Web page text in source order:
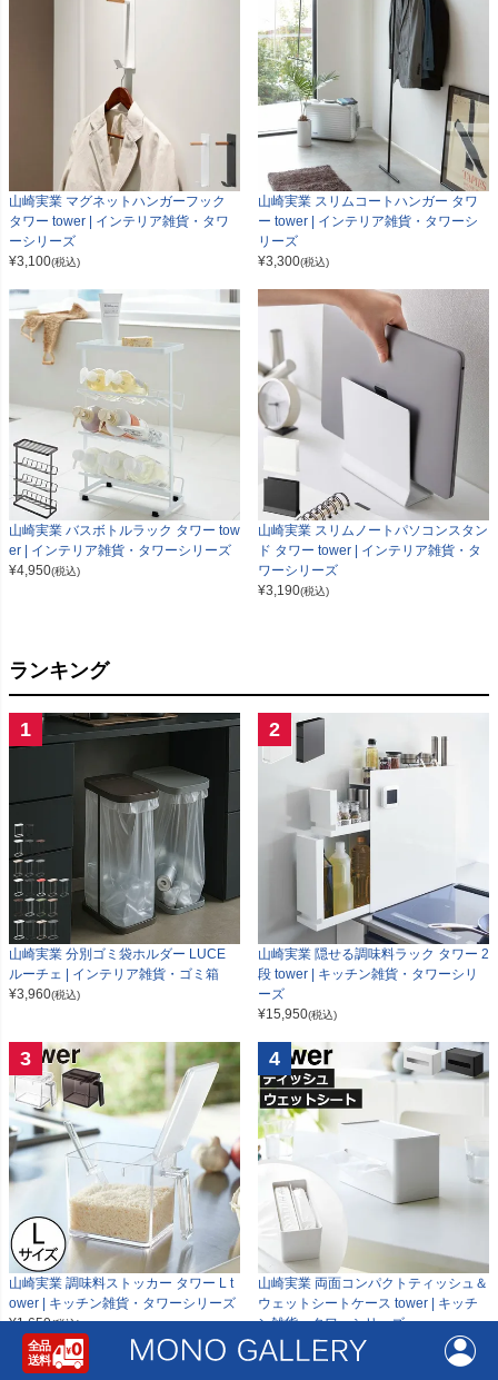
山崎実業 マグネットハンガーフック
タワー tower | インテリア雑貨・タワ
ーシリーズ
¥3,100(税込)
山崎実業 スリムコートハンガー タワ
ー tower | インテリア雑貨・タワーシ
リーズ
¥3,300(税込)
山崎実業 バスボトルラック タワー tow
er | インテリア雑貨・タワーシリーズ
¥4,950(税込)
山崎実業 スリムノートパソコンスタン
ド タワー tower | インテリア雑貨・タ
ワーシリーズ
¥3,190(税込)
ランキング
1
山崎実業 分別ゴミ袋ホルダー LUCE
ルーチェ | インテリア雑貨・ゴミ箱
¥3,960(税込)
2
山崎実業 隠せる調味料ラック タワー 2
段 tower | キッチン雑貨・タワーシリ
ーズ
¥15,950(税込)
3
山崎実業 調味料ストッカー タワー L t
ower | キッチン雑貨・タワーシリーズ
¥1,650(税込)
4
山崎実業 両面コンパクトティッシュ＆
ウェットシートケース tower | キッチ
ン雑貨・タワーシリーズ
¥3,240 (税込)